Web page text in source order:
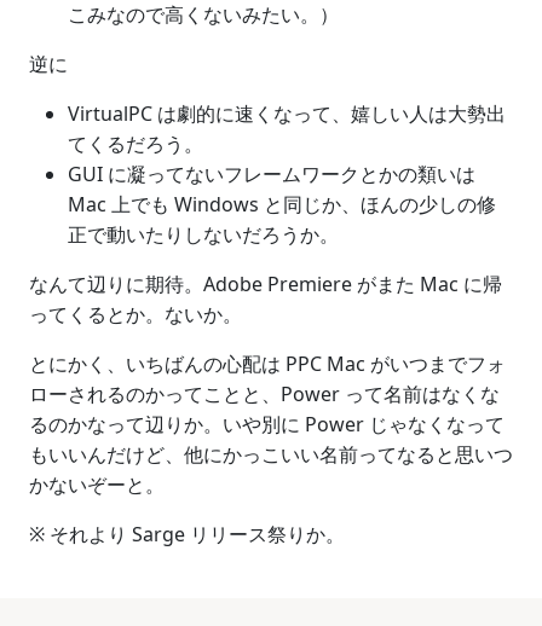
こみなので高くないみたい。）
逆に
VirtualPC は劇的に速くなって、嬉しい人は大勢出
てくるだろう。
GUI に凝ってないフレームワークとかの類いは
Mac 上でも Windows と同じか、ほんの少しの修
正で動いたりしないだろうか。
なんて辺りに期待。Adobe Premiere がまた Mac に帰
ってくるとか。ないか。
とにかく、いちばんの心配は PPC Mac がいつまでフォ
ローされるのかってことと、Power って名前はなくな
るのかなって辺りか。いや別に Power じゃなくなって
もいいんだけど、他にかっこいい名前ってなると思いつ
かないぞーと。
※ それより Sarge リリース祭りか。